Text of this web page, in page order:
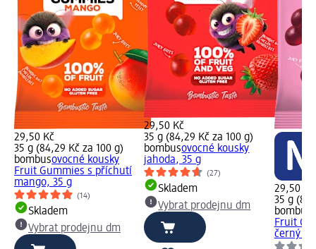
29,50 Kč
35 g (84,29 Kč za 100 g)
bombusovocné kousky
Fruit Gummies s příchutí
mango, 35 g
(14)
Skladem
Vybrat prodejnu dm
29,50 Kč
35 g (84,29 Kč za 100 g)
bombusovocné kousky
jahoda, 35 g
(27)
Skladem
Vybrat prodejnu dm
29,50 Kč
35 g
bombus
Fruit
černý